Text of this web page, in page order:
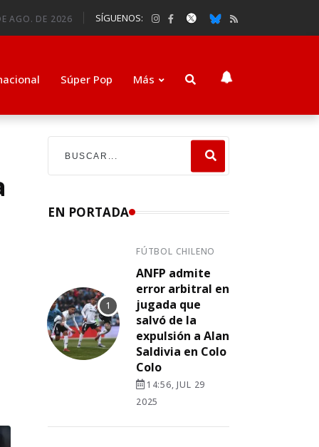
AGO. DE 2026 SÍGUENOS:
Súper Pop Más
EN PORTADA
FÚTBOL CHILENO
ANFP admite
error arbitral en
jugada que
salvó de la
expulsión a Alan
Saldivia en Colo
Colo
14:56, JUL 29
2025